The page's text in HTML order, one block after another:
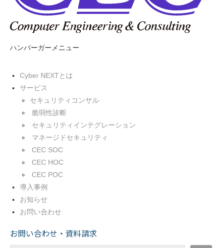
ハンバーガーメニュー
Cyber NEXTとは
サービス
セキュリティコンサル
脆弱性診断
セキュリティインテグレーション
マネージドセキュリティ
CEC SOC
CEC HOC
CEC POC
導入事例
お知らせ
お問い合わせ
お問い合わせ・資料請求